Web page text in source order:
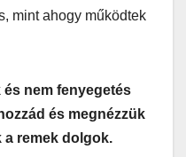
mint ahogy működtek
nem fenyegetés
és megnézzük
a remek dolgok.